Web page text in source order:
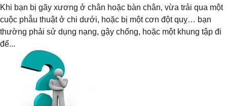
Khi bạn bị gãy xương ở chân hoặc bàn chân, vừa trải qua một
cuộc phẫu thuật ở chi dưới, hoặc bị một cơn đột quỵ… bạn
thường phải sử dụng nạng, gậy chống, hoặc một khung tập đi
để...